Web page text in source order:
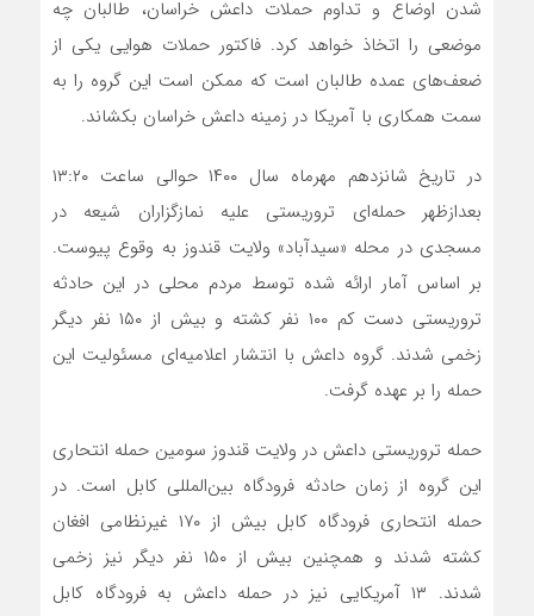
شدن اوضاع و تداوم حملات داعش خراسان، طالبان چه
موضعی را اتخاذ خواهد کرد. فاکتور حملات هوایی یکی از
ضعف‌های عمده طالبان است که ممکن است این گروه را به
سمت همکاری با آمریکا در زمینه داعش خراسان بکشاند.
در تاریخ شانزدهم مهرماه سال ۱۴۰۰ حوالی ساعت ۱۳:۲۰
بعدازظهر حمله‌ای تروریستی علیه نمازگزاران شیعه در
مسجدی در محله «سیدآباد» ولایت قندوز به وقوع پیوست.
بر اساس آمار ارائه شده توسط مردم محلی در این حادثه
تروریستی دست کم ۱۰۰ نفر کشته و بیش از ۱۵۰ نفر دیگر
زخمی شدند. گروه داعش با انتشار اعلامیه‌ای مسئولیت این
حمله را بر عهده گرفت.
حمله تروریستی داعش در ولایت قندوز سومین حمله انتحاری
این گروه از زمان حادثه فرودگاه بین‌المللی کابل است. در
حمله انتحاری فرودگاه کابل بیش از ۱۷۰ غیرنظامی افغان
کشته شدند و همچنین بیش از ۱۵۰ نفر دیگر نیز زخمی
شدند. ۱۳ آمریکایی نیز در حمله داعش به فرودگاه کابل